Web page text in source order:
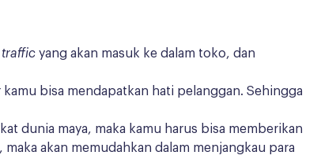
traffic yang akan masuk ke dalam toko, dan
kamu bisa mendapatkan hati pelanggan. Sehingga
dunia maya, maka kamu harus bisa memberikan
akan memudahkan dalam menjangkau para